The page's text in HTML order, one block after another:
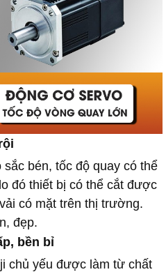
bén, tốc độ quay có thể
đó thiết bị có thể cắt được
có mặt trên thị trường.
đẹp.
bền bỉ
chủ yếu được làm từ chất